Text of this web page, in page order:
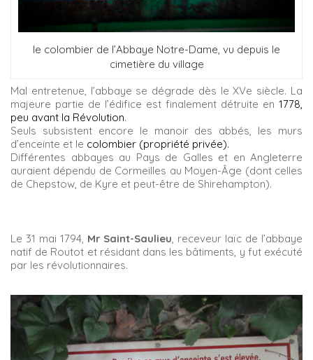
le colombier de l’Abbaye Notre-Dame, vu depuis le
cimetière du village
Mal entretenue, l’abbaye se dégrade dès le XVe siècle. La
majeure partie de l’édifice est finalement détruite en 1778,
peu avant la Révolution.
Seuls subsistent encore le manoir des abbés, les murs
d’enceinte et le colombier (propriété privée).
Différentes abbayes au Pays de Galles et en Angleterre
auraient dépendu de Cormeilles au Moyen-Âge (dont celles
de Chepstow, de Kyre et peut-être de Shirehampton).
Le 31 mai 1794, Mr Saint-Saulieu , receveur laïc de l’abbaye
natif de Routot et résidant dans les bâtiments, y fut exécuté
par les révolutionnaires.